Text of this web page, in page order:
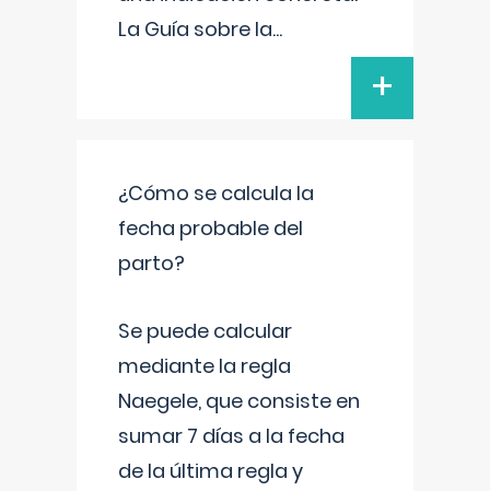
La Guía sobre la...
+
¿Cómo se calcula la
fecha probable del
parto?
Se puede calcular
mediante la regla
Naegele, que consiste en
sumar 7 días a la fecha
de la última regla y